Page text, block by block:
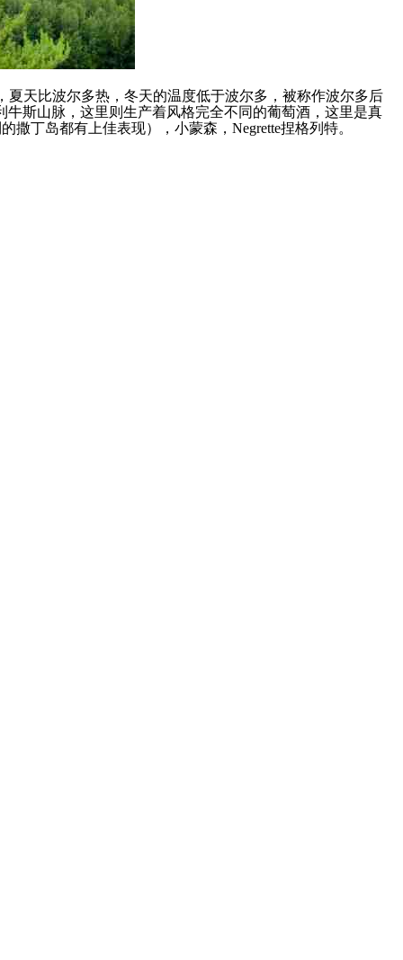
夏天比波尔多热，冬天的温度低于波尔多，被称作波尔多后
牛斯山脉，这里则生产着风格完全不同的葡萄酒，这里是真
丁岛都有上佳表现），小蒙森，Negrette捏格列特。